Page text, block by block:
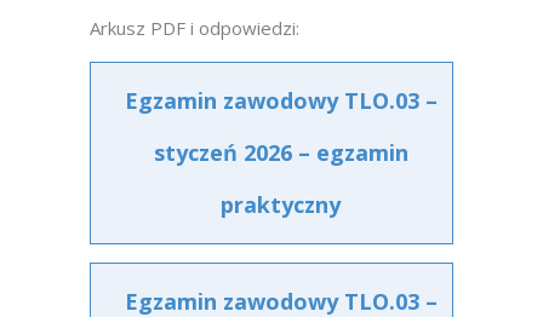
Arkusz PDF i odpowiedzi:
Egzamin zawodowy TLO.03 –
styczeń 2026 – egzamin
praktyczny
Egzamin zawodowy TLO.03 –